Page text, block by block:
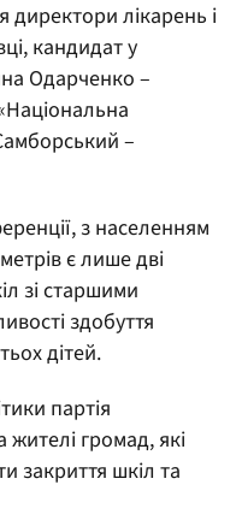
директори лікарень і
кандидат у
Одарченко –
–
з населенням
є лише дві
зі старшими
здобуття
дітей.
партія
громад, які
закриття шкіл та